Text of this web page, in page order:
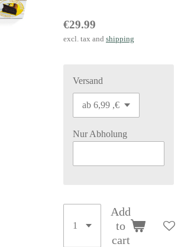
€29.99
excl. tax and shipping
Versand
Nur Abholung
Add
to
cart